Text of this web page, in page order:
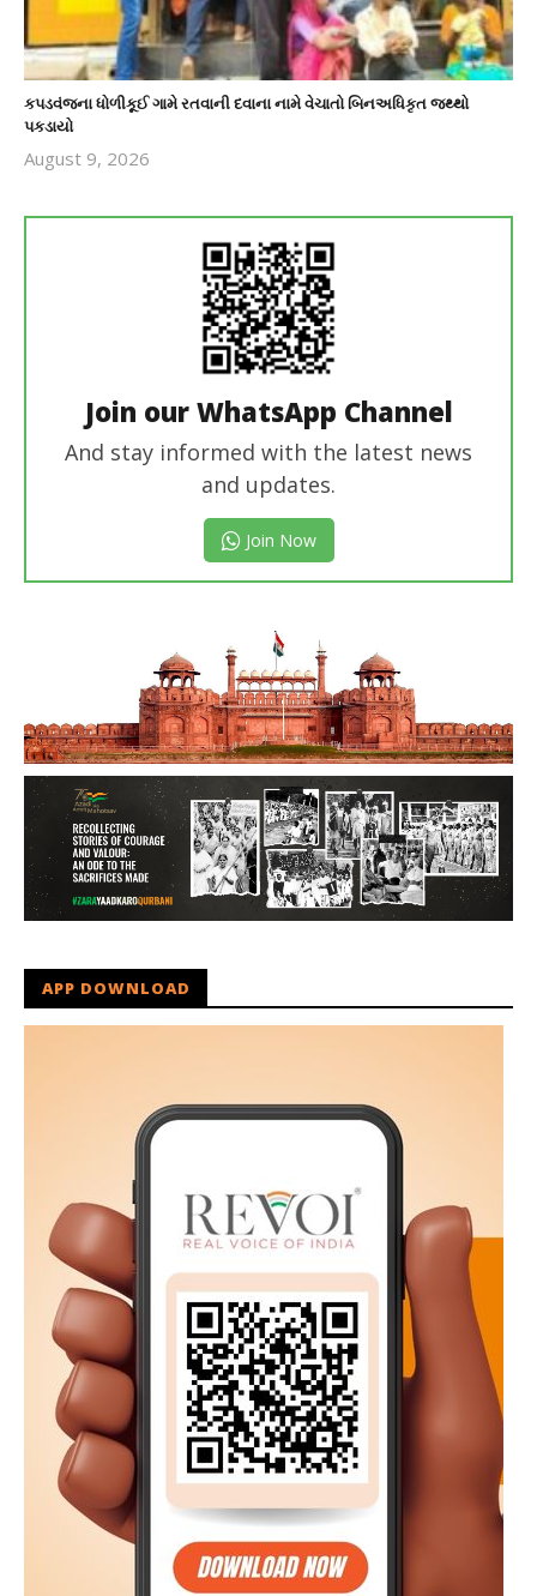
કપડવંજના ધોળીકૂઈ ગામે રતવાની દવાના નામે વેચાતો બિનઅધિકૃત જથ્થો
પકડાયો
August 9, 2026
Join our WhatsApp Channel
And stay informed with the latest news
and updates.
Join Now
APP DOWNLOAD